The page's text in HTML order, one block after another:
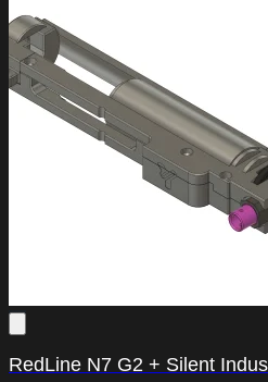
RedLine N7 G2 + Silent